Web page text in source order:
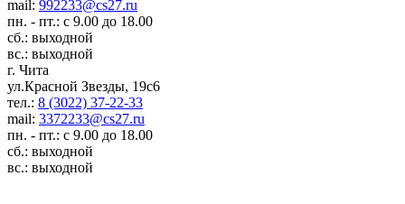
mail: 992233@cs27.ru
пн. - пт.: с 9.00 до 18.00
сб.: выходной
вс.: выходной
г. Чита
ул.Красной Звезды, 19с6
тел.: 8 (3022) 37-22-33
mail: 3372233@cs27.ru
пн. - пт.: с 9.00 до 18.00
сб.: выходной
вс.: выходной